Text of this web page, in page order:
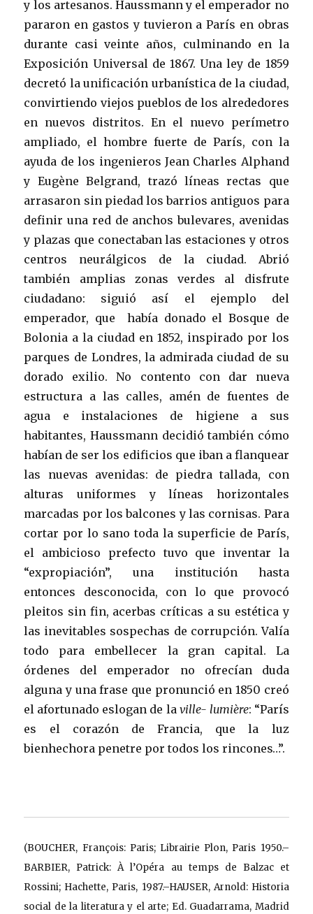
y los artesanos. Haussmann y el emperador no
pararon en gastos y tuvieron a París en obras
durante casi veinte años, culminando en la
Exposición Universal de 1867. Una ley de 1859
decretó la unificación urbanística de la ciudad,
convirtiendo viejos pueblos de los alrededores
en nuevos distritos. En el nuevo perímetro
ampliado, el hombre fuerte de París, con la
ayuda de los ingenieros Jean Charles Alphand
y Eugène Belgrand, trazó líneas rectas que
arrasaron sin piedad los barrios antiguos para
definir una red de anchos bulevares, avenidas
y plazas que conectaban las estaciones y otros
centros neurálgicos de la ciudad. Abrió
también amplias zonas verdes al disfrute
ciudadano: siguió así el ejemplo del
emperador, que había donado el Bosque de
Bolonia a la ciudad en 1852, inspirado por los
parques de Londres, la admirada ciudad de su
dorado exilio. No contento con dar nueva
estructura a las calles, amén de fuentes de
agua e instalaciones de higiene a sus
habitantes, Haussmann decidió también cómo
habían de ser los edificios que iban a flanquear
las nuevas avenidas: de piedra tallada, con
alturas uniformes y líneas horizontales
marcadas por los balcones y las cornisas. Para
cortar por lo sano toda la superficie de París,
el ambicioso prefecto tuvo que inventar la
“expropiación”, una institución hasta
entonces desconocida, con lo que provocó
pleitos sin fin, acerbas críticas a su estética y
las inevitables sospechas de corrupción. Valía
todo para embellecer la gran capital. La
órdenes del emperador no ofrecían duda
alguna y una frase que pronunció en 1850 creó
el afortunado eslogan de laville- lumière: “París
es el corazón de Francia, que la luz
bienhechora penetre por todos los rincones…”.
(BOUCHER, François: Paris; Librairie Plon, Paris 1950.–
BARBIER, Patrick: À l’Opéra au temps de Balzac et
Rossini; Hachette, Paris, 1987.–HAUSER, Arnold: Historia
social de la literatura y el arte; Ed. Guadarrama, Madrid